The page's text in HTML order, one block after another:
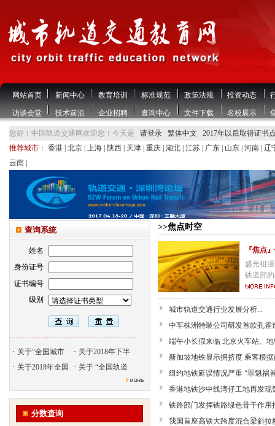
网站首页 新闻中心 教育培训 标准规范 政策法规 投资动态
访谈会堂 技术前沿 企业招聘 查询中心 文件下载 名校展示
您好！中国轨道交通网欢迎您！今天是 请登录 繁体中文
2017年以后取得证书
推荐城市： 香港 北京 上海 陕西 天津 重庆 湖北 江苏 广东 山东 河南 辽
云南
查询系统
姓名
身份证号
证书编号
级别
· 关于“全国城市 · 关于2018年下半
· 关于2018年全国 · 关于 “全国轨道
分数查询
北京天久智达教育咨询有限公
振威国际展览有限公司
>>焦点时空
『焦点
盛光祖
铁道部
城市轨道交通行业发展分析...
中车株洲特装公司研发首款孔
端午小长假来临 北京火车站、
新加坡地铁显示拥挤度 乘客根
纽约地铁延误情况严重 “罪魁祸
香港地铁沙中线湾仔工地再发现
铁路部门发挥铁路绿色骨干作用
我国首座高铁大跨度混合梁斜拉